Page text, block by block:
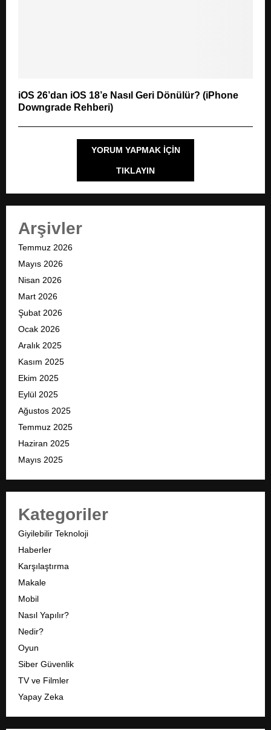
iOS 26’dan iOS 18’e Nasıl Geri Dönülür? (iPhone
Downgrade Rehberi)
YORUM YAPMAK IÇIN
TIKLAYIN
Arşivler
Temmuz 2026
Mayıs 2026
Nisan 2026
Mart 2026
Şubat 2026
Ocak 2026
Aralık 2025
Kasım 2025
Ekim 2025
Eylül 2025
Ağustos 2025
Temmuz 2025
Haziran 2025
Mayıs 2025
Kategoriler
Giyilebilir Teknoloji
Haberler
Karşılaştırma
Makale
Mobil
Nasıl Yapılır?
Nedir?
Oyun
Siber Güvenlik
TV ve Filmler
Yapay Zeka